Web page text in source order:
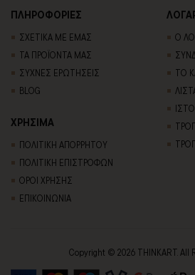
ΠΛΗΡΟΦΟΡΙΕΣ
ΣΧΕΤΙΚΑ ΜΕ ΕΜΑΣ
ΤΑ ΠΡΟΪΟΝΤΑ ΜΑΣ
ΣΥΧΝΕΣ ΕΡΩΤΗΣΕΙΣ
BLOG
Ο
ΤΟ
ΧΡΗΣΙΜΑ
ΠΟΛΙΤΙΚΗ ΑΠΟΡΡΗΤΟΥ
ΠΟΛΙΤΙΚΗ ΕΠΙΣΤΡΟΦΩΝ
ΟΡΟΙ ΧΡΗΣΗΣ
ΕΠΙΚΟΙΝΩΝΙΑ
Copyright © 2026 THINKART. All